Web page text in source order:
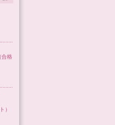
合格
）